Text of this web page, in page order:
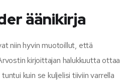
äänikirja
niin hyvin muotoillut, että
kirjoittajan halukkuutta ottaa
kuin se kuljelisi tiiviin varrella